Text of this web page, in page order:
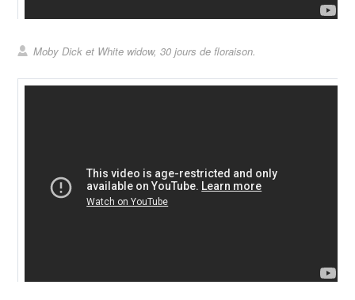
Moby Dick et White widow, 30 jours de floraison.